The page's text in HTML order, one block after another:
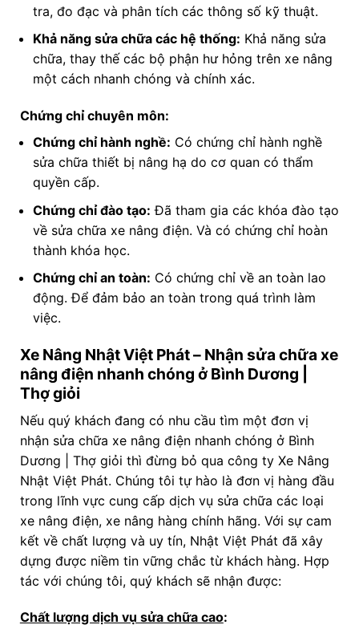
tra, đo đạc và phân tích các thông số kỹ thuật.
Khả năng sửa chữa các hệ thống: Khả năng sửa
chữa, thay thế các bộ phận hư hỏng trên xe nâng
một cách nhanh chóng và chính xác.
Chứng chỉ chuyên môn:
Chứng chỉ hành nghề: Có chứng chỉ hành nghề
sửa chữa thiết bị nâng hạ do cơ quan có thẩm
quyền cấp.
Chứng chỉ đào tạo: Đã tham gia các khóa đào tạo
về sửa chữa xe nâng điện. Và có chứng chỉ hoàn
thành khóa học.
Chứng chỉ an toàn: Có chứng chỉ về an toàn lao
động. Để đảm bảo an toàn trong quá trình làm
việc.
Xe Nâng Nhật Việt Phát – Nhận sửa chữa xe
nâng điện nhanh chóng ở Bình Dương |
Thợ giỏi
Nếu quý khách đang có nhu cầu tìm một đơn vị
nhận sửa chữa xe nâng điện nhanh chóng ở Bình
Dương | Thợ giỏi thì đừng bỏ qua công ty Xe Nâng
Nhật Việt Phát. Chúng tôi tự hào là đơn vị hàng đầu
trong lĩnh vực cung cấp dịch vụ sửa chữa các loại
xe nâng điện, xe nâng hàng chính hãng. Với sự cam
kết về chất lượng và uy tín, Nhật Việt Phát đã xây
dựng được niềm tin vững chắc từ khách hàng. Hợp
tác với chúng tôi, quý khách sẽ nhận được:
Chất lượng dịch vụ sửa chữa cao: